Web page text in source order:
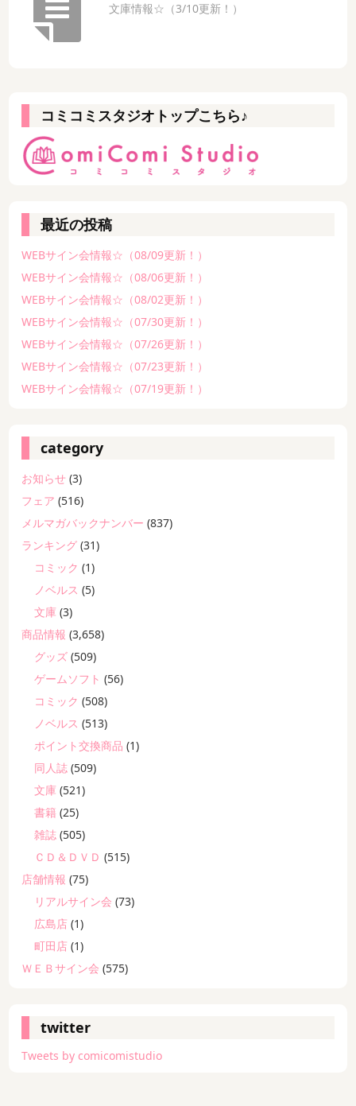
文庫情報☆（3/10更新！）
コミコミスタジオトップこちら♪
最近の投稿
WEBサイン会情報☆（08/09更新！）
WEBサイン会情報☆（08/06更新！）
WEBサイン会情報☆（08/02更新！）
WEBサイン会情報☆（07/30更新！）
WEBサイン会情報☆（07/26更新！）
WEBサイン会情報☆（07/23更新！）
WEBサイン会情報☆（07/19更新！）
category
お知らせ (3)
フェア (516)
メルマガバックナンバー (837)
ランキング (31)
コミック (1)
ノベルス (5)
文庫 (3)
商品情報 (3,658)
グッズ (509)
ゲームソフト (56)
コミック (508)
ノベルス (513)
ポイント交換商品 (1)
同人誌 (509)
文庫 (521)
書籍 (25)
雑誌 (505)
ＣＤ＆ＤＶＤ (515)
店舗情報 (75)
リアルサイン会 (73)
広島店 (1)
町田店 (1)
ＷＥＢサイン会 (575)
twitter
Tweets by comicomistudio